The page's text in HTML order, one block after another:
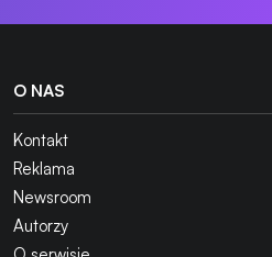
O NAS
Kontakt
Reklama
Newsroom
Autorzy